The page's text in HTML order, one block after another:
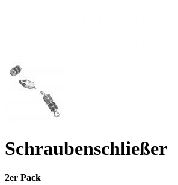
Schraubenschließer
2er Pack